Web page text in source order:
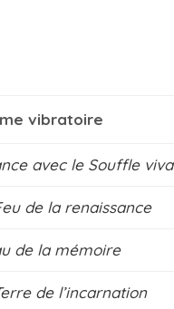
vibratoire
avec le Souffle
de la renaissance
de la mémoire
de l’incarnation